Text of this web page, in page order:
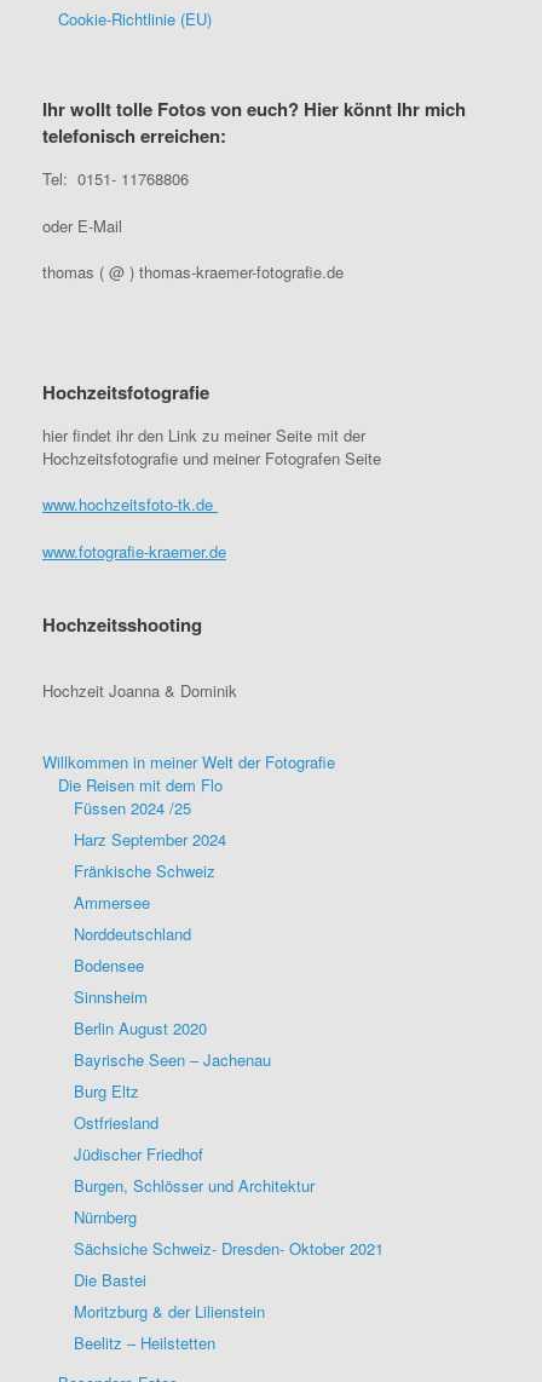
Cookie-Richtlinie (EU)
Ihr wollt tolle Fotos von euch? Hier könnt Ihr mich
telefonisch erreichen:
Tel: 0151- 11768806
oder E-Mail
thomas ( @ ) thomas-kraemer-fotografie.de
Hochzeitsfotografie
hier findet ihr den Link zu meiner Seite mit der
Hochzeitsfotografie und meiner Fotografen Seite
www.hochzeitsfoto-tk.de
www.fotografie-kraemer.de
Hochzeitsshooting
Hochzeit Joanna & Dominik
Willkommen in meiner Welt der Fotografie
Die Reisen mit dem Flo
Füssen 2024 /25
Harz September 2024
Fränkische Schweiz
Ammersee
Norddeutschland
Bodensee
Sinnsheim
Berlin August 2020
Bayrische Seen – Jachenau
Burg Eltz
Ostfriesland
Jüdischer Friedhof
Burgen, Schlösser und Architektur
Nürnberg
Sächsiche Schweiz- Dresden- Oktober 2021
Die Bastei
Moritzburg & der Lilienstein
Beelitz – Heilstetten